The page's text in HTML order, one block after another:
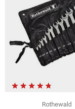
Rothewald